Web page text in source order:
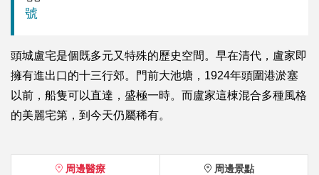
號
頭城盧宅是個既多元又特殊的歷史空間。早在清代，盧家即
擁有進出口的十三行郊。門前大池塘，1924年頭圍港淤塞
以前，船隻可以直達，盛極一時。而盧家這棟混合多種風格
的美麗宅第，到今天仍屬稀有。
周邊醫療 周邊景點